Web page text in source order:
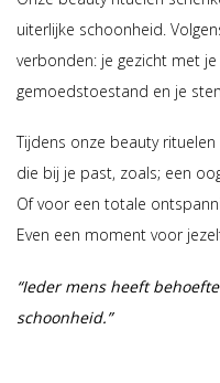
uiterlijke schoonheid.
verbonden: je gezicht met
gemoedstoestand en je
Tijdens onze beauty
die bij je past, zoals; een
Of voor een totale
Even een moment voor
“Ieder mens heeft
schoonheid.”